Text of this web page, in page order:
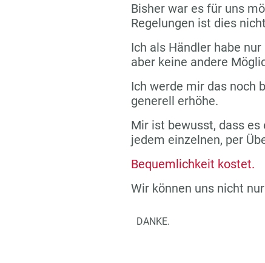
Bisher war es für uns
Regelungen ist dies
Ich als Händler habe
aber keine andere
Ich werde mir das noch
generell erhöhe.
Mir ist bewusst, dass
jedem einzelnen, per
Bequemlichkeit kostet.
Wir können uns nicht
DANKE.